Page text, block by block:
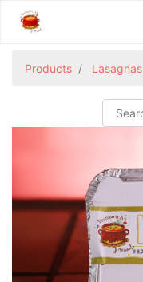
Products Lasagnas